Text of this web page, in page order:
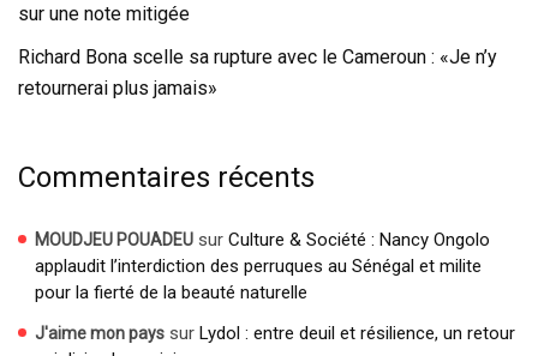
sur une note mitigée
Richard Bona scelle sa rupture avec le Cameroun : «Je n’y
retournerai plus jamais»
Commentaires récents
MOUDJEU POUADEU sur Culture & Société : Nancy Ongolo
applaudit l’interdiction des perruques au Sénégal et milite
pour la fierté de la beauté naturelle
J'aime mon pays sur Lydol : entre deuil et résilience, un retour